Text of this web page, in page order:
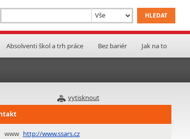
Absolventi škol a trh práce Bez bariér Jak na to
vytisknout
www http://www.ssars.cz